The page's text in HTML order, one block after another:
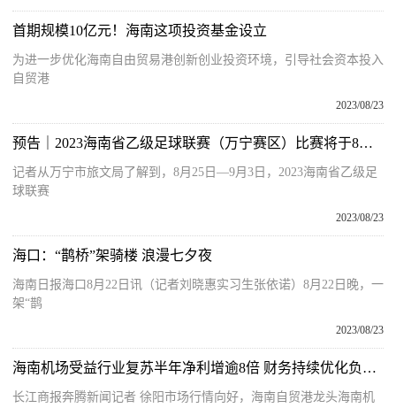
首期规模10亿元！海南这项投资基金设立
为进一步优化海南自由贸易港创新创业投资环境，引导社会资本投入
自贸港
2023/08/23
预告｜2023海南省乙级足球联赛（万宁赛区）比赛将于8月25日在万宁市职业技术学校开踢
记者从万宁市旅文局了解到，8月25日—9月3日，2023海南省乙级足
球联赛
2023/08/23
海口：“鹊桥”架骑楼 浪漫七夕夜
海南日报海口8月22日讯（记者刘晓惠实习生张依诺）8月22日晚，一
架“鹊
2023/08/23
海南机场受益行业复苏半年净利增逾8倍 财务持续优化负债率2年降28.22个百分点
长江商报奔腾新闻记者 徐阳市场行情向好，海南自贸港龙头海南机